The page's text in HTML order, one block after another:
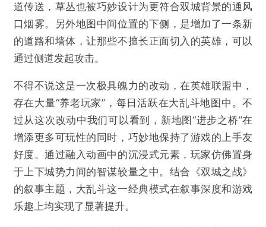
道传送，草丛也被巧妙设计为更符合双城背景的通风
口烟雾。另外地图中间位置的下侧，是增加了一条新
的道路和墙体，让那些不擅长正面切入的英雄，可以
通过侧道发起攻击。
不得不说这是一次极具魄力的改动，在英雄联盟中，
存在大量“养老玩家”，每日活跃在大乱斗地图中。不
过从这次改动中我们可以看到，新地图“进步之桥”在
增添更多可玩性的同时，巧妙地保持了游戏的上手友
好度。通过融入动画中的沉浸式元素，玩家仿佛置身
于上下城势力间的智谋较量之中。结合《双城之战》
的叙事主题，大乱斗这一经典模式在叙事深度和游戏
乐趣上均实现了显著提升。